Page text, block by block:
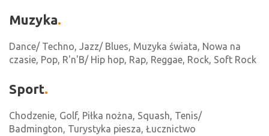
Muzyka
Dance/ Techno, Jazz/ Blues, Muzyka świata, Nowa na
czasie, Pop, R'n'B/ Hip hop, Rap, Reggae, Rock, Soft Rock
Sport
Chodzenie, Golf, Piłka nożna, Squash, Tenis/
Badmington, Turystyka piesza, Łucznictwo